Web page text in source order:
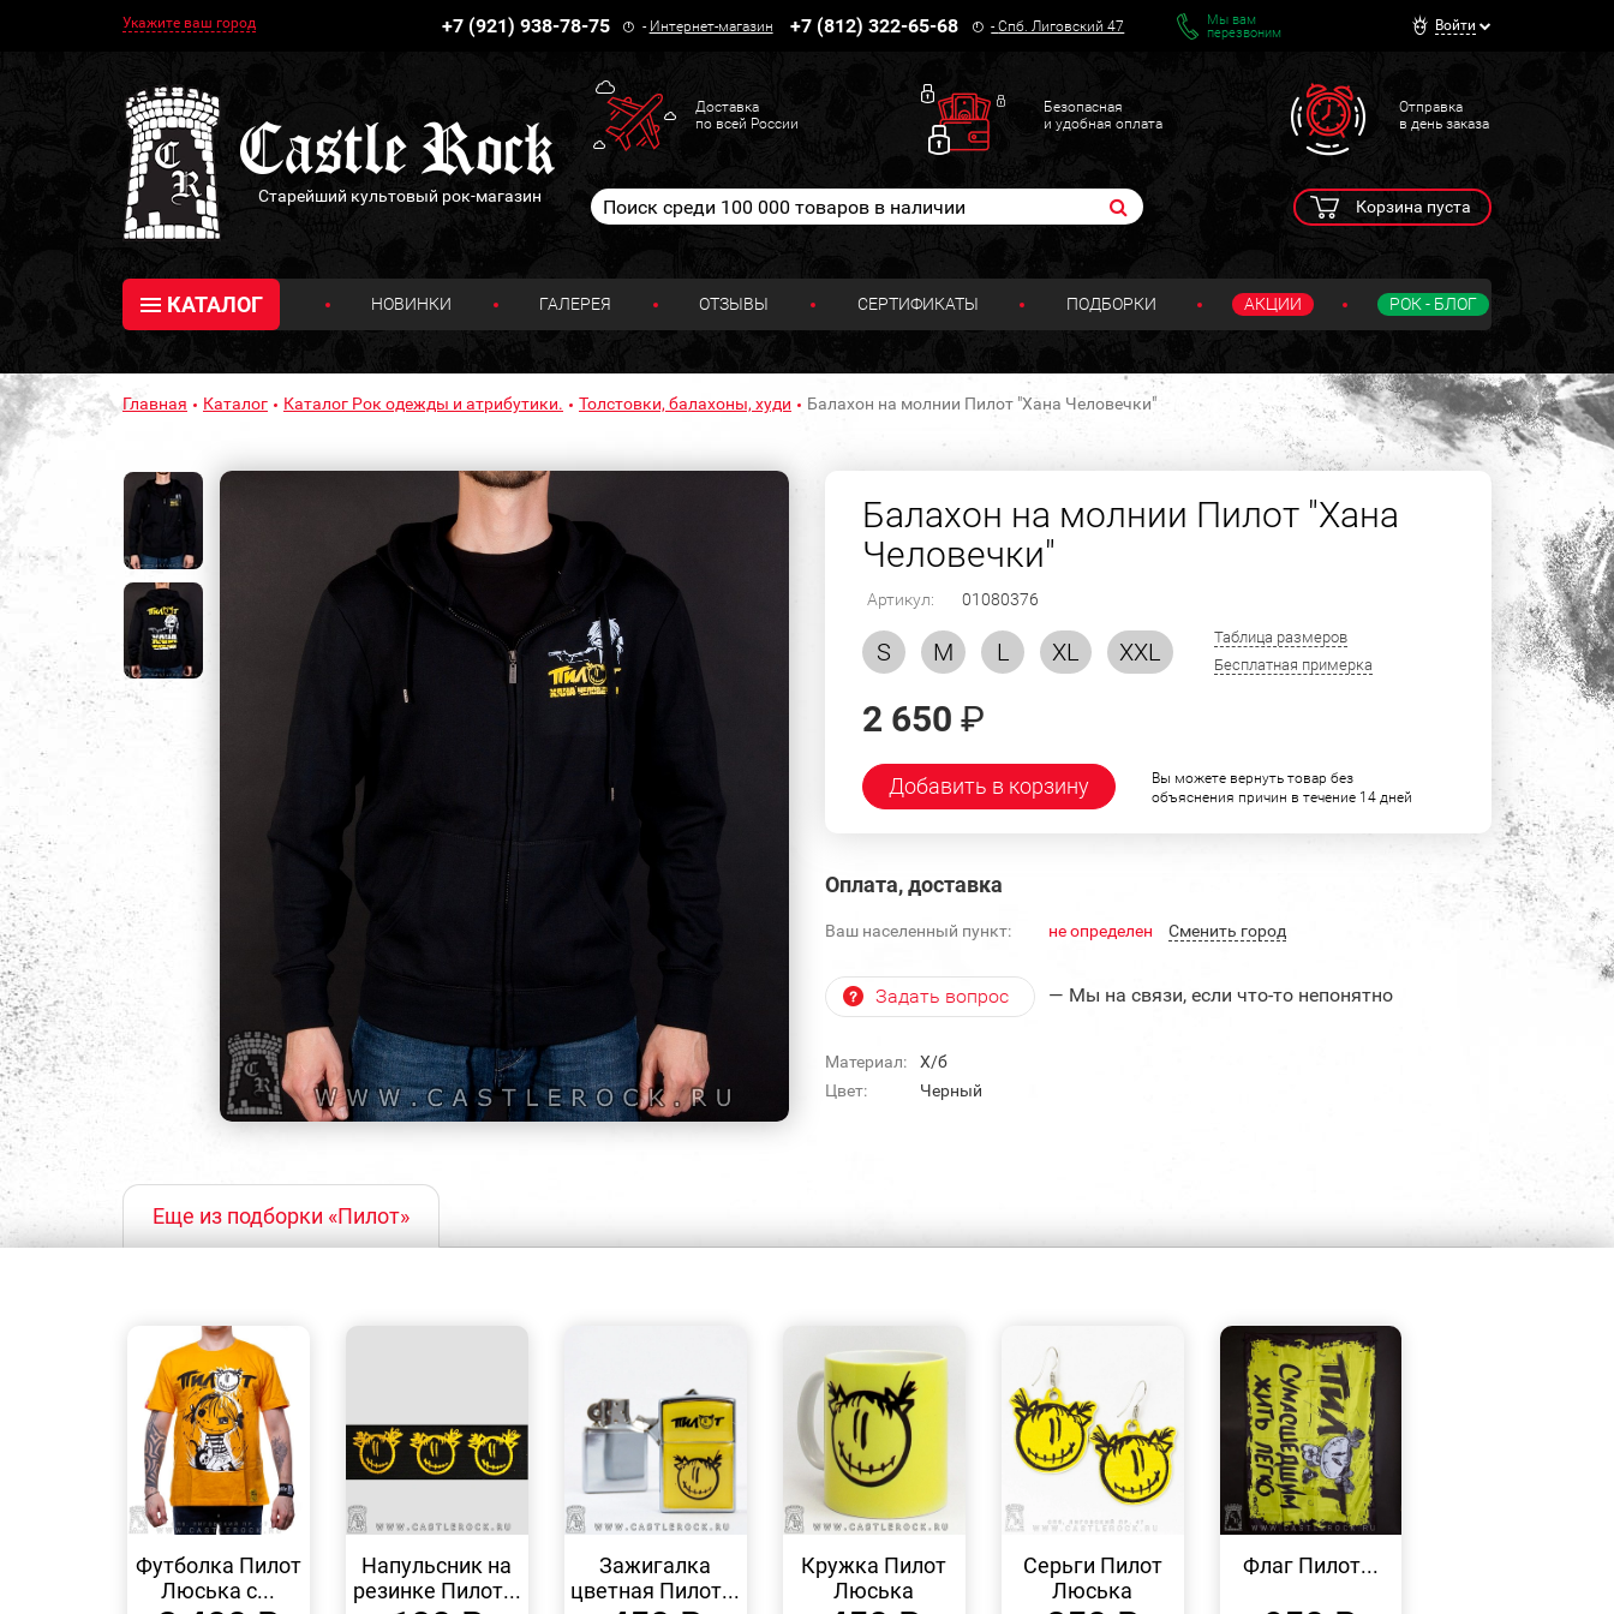
Укажите ваш город +7 (921) 938-78-75 - Интернет-магазин +7 (812) 322-65-68 -Спб. Лиговский 47
Мы вам
перезвоним
Войти
Старейший культовый рок-магазин
Доставка
по всей России
Безопасная
и удобная оплата
Отправка
в день заказа
Корзина пуста
КАТАЛОГ НОВИНКИ ГАЛЕРЕЯ ОТЗЫВЫ СЕРТИФИКАТЫ ПОДБОРКИ АКЦИИ РОК - БЛОГ
Главная Каталог Каталог Рок одежды и атрибутики. Толстовки, балахоны, худи Балахон на молнии Пилот "Хана Человечки"
Балахон на молнии Пилот "Хана
Человечки"
Артикул: 01080376
S M L XL XXL
Таблица размеров
Бесплатная примерка
2 650 ₽
Добавить в корзину
Вы можете вернуть товар без
объяснения причин в течение 14 дней
Оплата, доставка
Ваш населенный пункт: не определен Cменить город
Задать вопрос — Мы на связи, если что-то непонятно
Материал:
Х/б
Цвет:
Черный
Еще из подборки «Пилот»
ПРОСМОТР
Футболка Пилот
Люська с...
Напульсник на
резинке Пилот...
Зажигалка
цветная Пилот...
ПРОСМОТР
Кружка Пилот
Люська
ПРОСМОТР
Серьги Пилот
Люська
ПРОСМОТР
Флаг Пилот...